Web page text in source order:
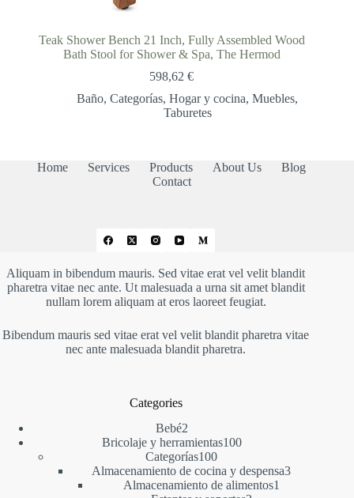
Teak Shower Bench 21 Inch, Fully Assembled Wood
Bath Stool for Shower & Spa, The Hermod
598,62€
Baño,Categorías,Hogar y cocina,Muebles,
Taburetes
Home Services Products About Us
Blog
Contact
Aliquam in bibendum mauris. Sed vitae erat vel velit blandit
pharetra vitae nec ante. Ut malesuada a urna sit amet blandit
nullam lorem aliquam at eros laoreet feugiat.
Bibendum mauris sed vitae erat vel velit blandit pharetra vitae
nec ante malesuada blandit pharetra.
Categories
Bebé22
productos
Bricolaje y herramientas100100
Categorías100100
productos
Almacenamiento de cocina y despensa33
Almacenamiento de alimentos1